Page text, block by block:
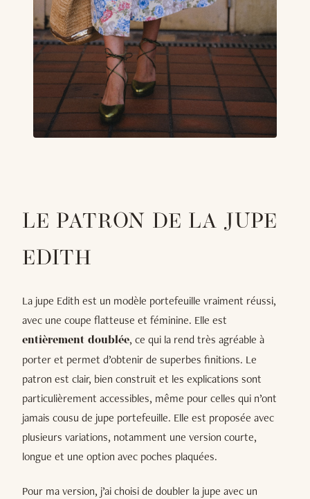
LE PATRON DE LA JUPE
EDITH
La jupe Edith est un modèle portefeuille vraiment réussi,
avec une coupe flatteuse et féminine. Elle est
entièrement doublée, ce qui la rend très agréable à
porter et permet d’obtenir de superbes finitions. Le
patron est clair, bien construit et les explications sont
particulièrement accessibles, même pour celles qui n’ont
jamais cousu de jupe portefeuille. Elle est proposée avec
plusieurs variations, notamment une version courte,
longue et une option avec poches plaquées.
Pour ma version, j’ai choisi de doubler la jupe avec un